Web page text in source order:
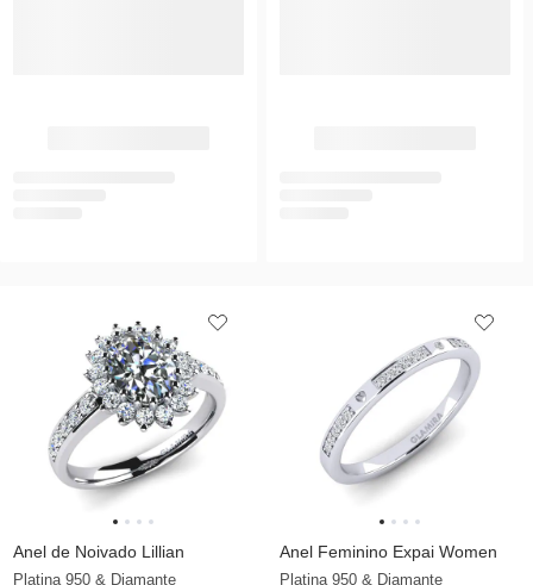
Anel de Noivado Lillian
Platina 950 & Diamante
Anel Feminino Expai Women
Platina 950 & Diamante